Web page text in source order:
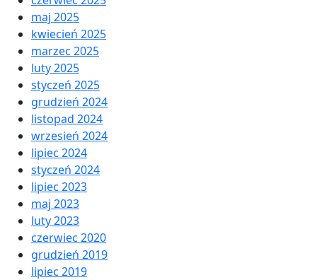
maj 2025
kwiecień 2025
marzec 2025
luty 2025
styczeń 2025
grudzień 2024
listopad 2024
wrzesień 2024
lipiec 2024
styczeń 2024
lipiec 2023
maj 2023
luty 2023
czerwiec 2020
grudzień 2019
lipiec 2019